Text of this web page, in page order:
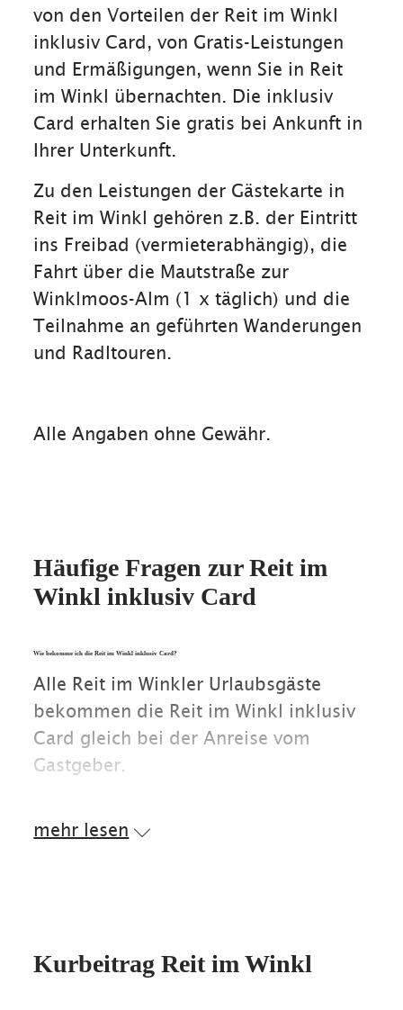
von den Vorteilen der Reit im Winkl
inklusiv Card, von Gratis-Leistungen
und Ermäßigungen, wenn Sie in Reit
im Winkl übernachten. Die inklusiv
Card erhalten Sie gratis bei Ankunft in
Ihrer Unterkunft.
Zu den Leistungen der Gästekarte in
Reit im Winkl gehören z.B. der Eintritt
ins Freibad (vermieterabhängig), die
Fahrt über die Mautstraße zur
Winklmoos-Alm (1 x täglich) und die
Teilnahme an geführten Wanderungen
und Radltouren.
Alle Angaben ohne Gewähr.
Häufige Fragen zur Reit im
Winkl inklusiv Card
Wie bekomme ich die Reit im Winkl inklusiv Card?
Alle Reit im Winkler Urlaubsgäste
bekommen die Reit im Winkl inklusiv
Card gleich bei der Anreise vom
Gastgeber.
Wieviel kostet die Reit im Winkl inklusiv Card?
mehr lesen
Kurbeitrag Reit im Winkl